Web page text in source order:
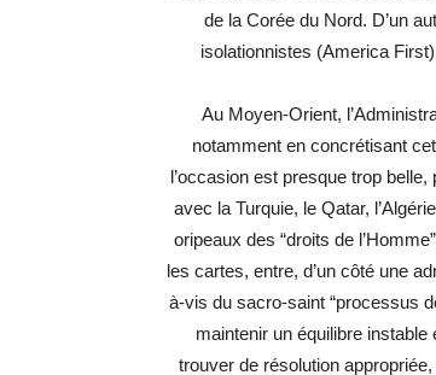
de la Corée du Nord. D’un
isolationnistes (America
Au Moyen-Orient,
notamment en concrétisant
l’occasion est presque trop
avec la Turquie, le Qatar,
oripeaux des “droits de
les cartes, entre, d’un côté une
à-vis du sacro-saint “processus
maintenir un équilibre
trouver de résolution